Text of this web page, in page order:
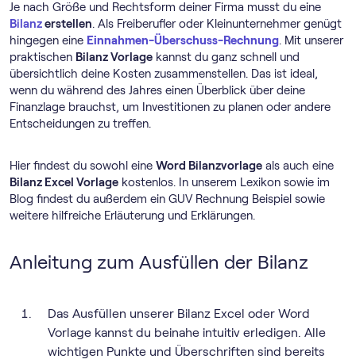
Je nach Größe und Rechtsform deiner Firma musst du eine
Bilanzerstellen. Als Freiberufler oder Kleinunternehmer genügt
hingegen eine Einnahmen-Überschuss-Rechnung. Mit unserer
praktischen Bilanz Vorlage kannst du ganz schnell und
übersichtlich deine Kosten zusammenstellen. Das ist ideal,
wenn du während des Jahres einen Überblick über deine
Finanzlage brauchst, um Investitionen zu planen oder andere
Entscheidungen zu treffen.
Hier findest du sowohl eine Word Bilanzvorlage als auch eine
Bilanz Excel Vorlage kostenlos. In unserem Lexikon sowie im
Blog findest du außerdem ein GUV Rechnung Beispiel sowie
weitere hilfreiche Erläuterung und Erklärungen.
Anleitung zum Ausfüllen der Bilanz
Das Ausfüllen unserer Bilanz Excel oder Word
Vorlage kannst du beinahe intuitiv erledigen. Alle
wichtigen Punkte und Überschriften sind bereits